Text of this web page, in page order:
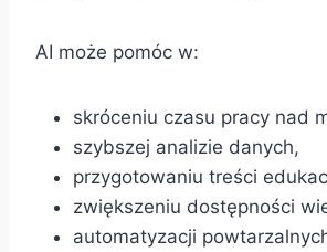
AI może pomóc w:
skróceniu czasu pracy nad
szybszej analizie danych,
przygotowaniu treści
zwiększeniu dostępności
automatyzacji